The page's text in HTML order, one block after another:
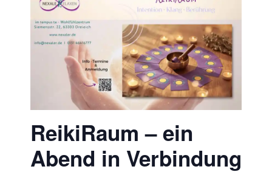
ReikiRaum – ein
Abend in Verbindung